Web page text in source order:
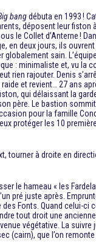
bangdébuta en 1993 !
déposent leur fiston
le Collet d’Anterne !
en deux jours, ils
globalement sain.
: minimaliste et, vu la
rien rajouter. Denis
et revient… 27 ans
qui délaissant la
père. Le bastion
pour la famille
protéger les 10
tourner à droite en
le hameau « les
pré juste après.
des Fonts. Quand celui-ci
tout droit une
végétative. La suivre
(cairn), que l’on remonte